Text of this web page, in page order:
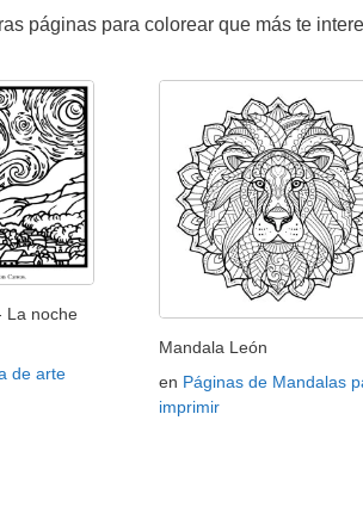
páginas para colorear que más te
La noche
de arte
Mandala León
en Páginas de Mandalas
imprimir